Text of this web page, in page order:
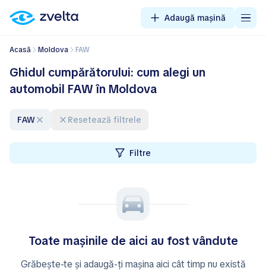
Adaugă mașină
Acasă Moldova FAW
Ghidul cumpărătorului: cum alegi un
automobil FAW în Moldova
FAW Resetează filtrele
Filtre
Toate mașinile de aici au fost vândute
Grăbește-te și adaugă-ți mașina aici cât timp nu există